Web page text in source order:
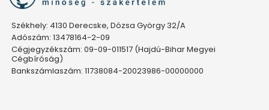
Székhely: 4130 Derecske, Dózsa György 32/A
Adószám: 13478164-2-09
Cégjegyzékszám: 09-09-011517 (Hajdú-Bihar Megyei
Cégbíróság)
Bankszámlaszám: 11738084-20023986-00000000